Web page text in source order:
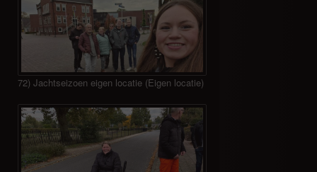
72) Jachtseizoen eigen locatie (Eigen locatie)